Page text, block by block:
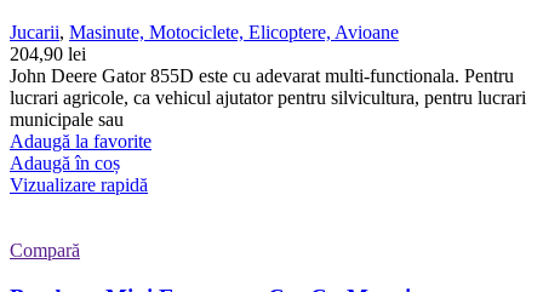
Jucarii, Masinute, Motociclete, Elicoptere, Avioane
204,90 lei
John Deere Gator 855D este cu adevarat multi-functionala. Pentru
lucrari agricole, ca vehicul ajutator pentru silvicultura, pentru lucrari
municipale sau
Adaugă la favorite
Adaugă în coș
Vizualizare rapidă
Compară